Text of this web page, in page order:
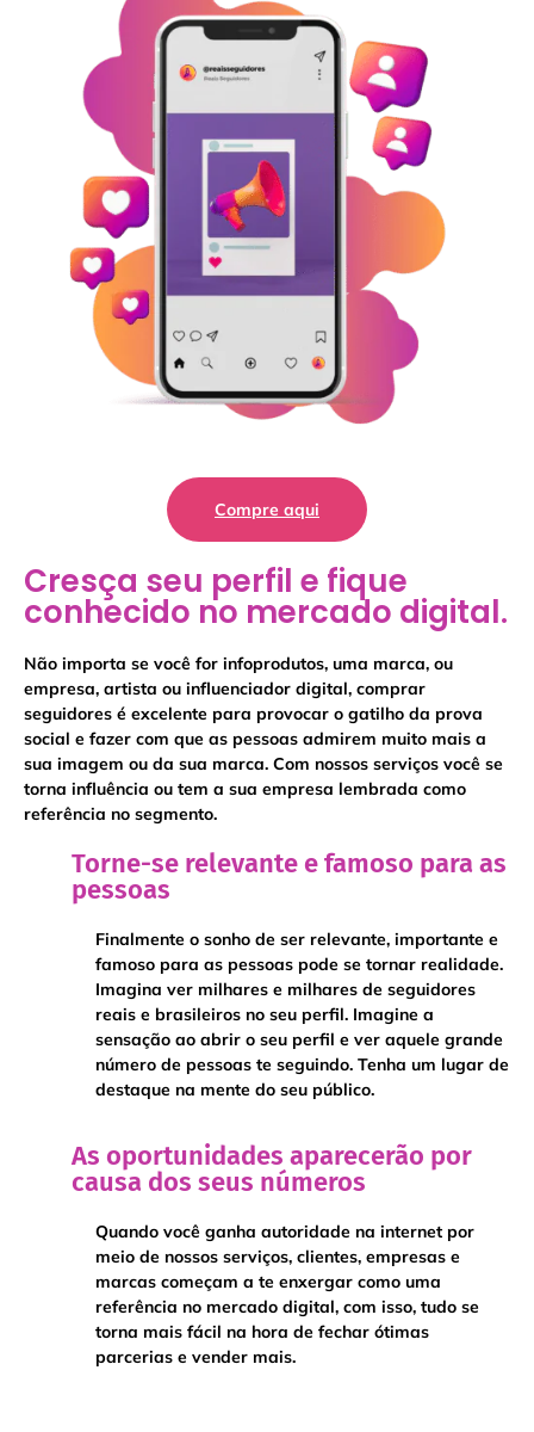
Compre aqui
Cresça seu perfil e fique
conhecido no mercado digital.
Não importa se você for infoprodutos, uma marca, ou
empresa, artista ou influenciador digital, comprar
seguidores é excelente para provocar o gatilho da prova
social e fazer com que as pessoas admirem muito mais a
sua imagem ou da sua marca. Com nossos serviços você se
torna influência ou tem a sua empresa lembrada como
referência no segmento.
​​Torne-se relevante e famoso para as
pessoas
Finalmente o sonho de ser relevante, importante e
famoso para as pessoas pode se tornar realidade.
Imagina ver milhares e milhares de seguidores
reais e brasileiros no seu perfil. Imagine a
sensação ao abrir o seu perfil e ver aquele grande
número de pessoas te seguindo. Tenha um lugar de
destaque na mente do seu público.
As oportunidades aparecerão por
causa dos seus números
Quando você ganha autoridade na internet por
meio de nossos serviços, clientes, empresas e
marcas começam a te enxergar como uma
referência no mercado digital, com isso, tudo se
torna mais fácil na hora de fechar ótimas
parcerias e vender mais.